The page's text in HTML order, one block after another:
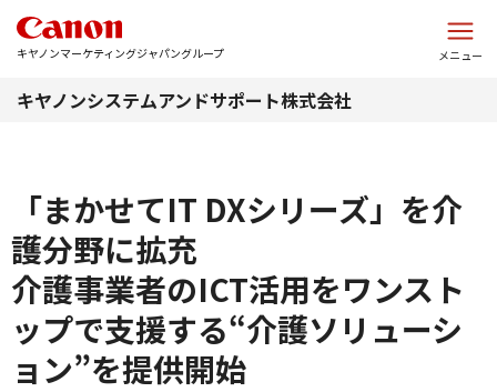
キヤノンマーケティングジャパングループ メニュー
キヤノンシステムアンドサポート株式会社
「まかせてIT DXシリーズ」を介
護分野に拡充
介護事業者のICT活用をワンスト
ップで支援する“介護ソリューシ
ョン”を提供開始